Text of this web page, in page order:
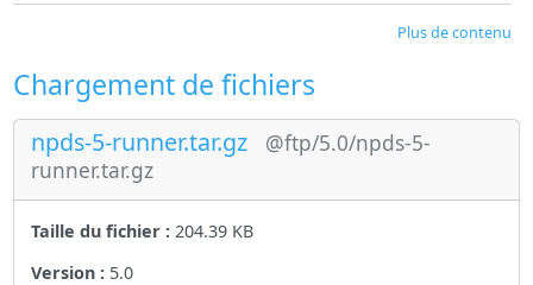
Plus de contenu
Chargement de fichiers
npds-5-runner.tar.gz
@ftp/5.0/npds-5-
runner.tar.gz
Taille du fichier : 204.39 KB
Version : 5.0